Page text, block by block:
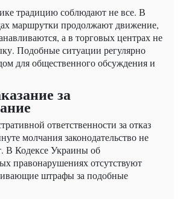
традицию соблюдают не все. В
маршрутки продолжают движение,
а в торговых центрах не
Подобные ситуации регулярно
для общественного обсуждения и
за
ответственности за отказ
молчания законодательство не
В Кодексе Украины об
правонарушениях отсутствуют
штрафы за подобные